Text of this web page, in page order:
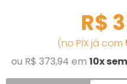
R$
(no PIX já com
ou R$ 373,94 em 10x